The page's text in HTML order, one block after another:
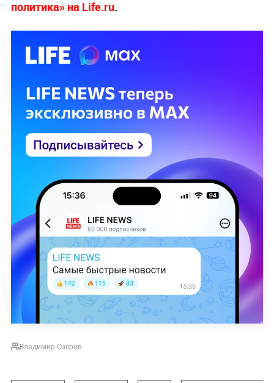
политика» на Life.ru.
Владимир Озеров